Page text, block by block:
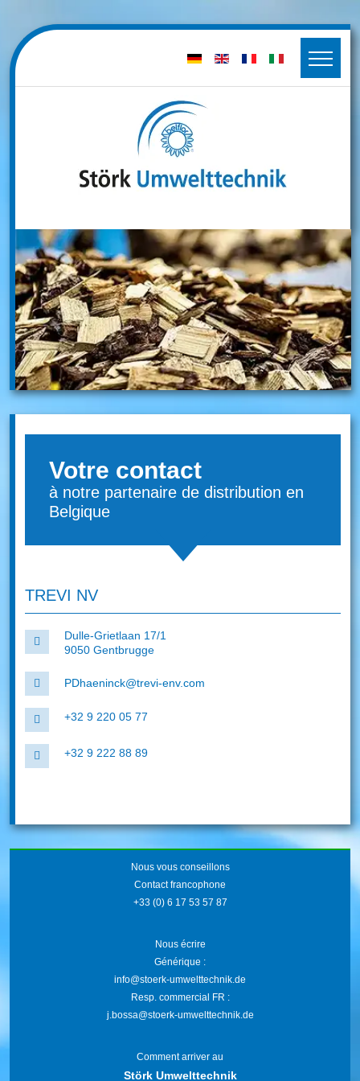
Votre contact
à notre partenaire de distribution en
Belgique
TREVI NV
Dulle-Grietlaan 17/1
9050 Gentbrugge
PDhaeninck@trevi-env.com
+32 9 220 05 77
+32 9 222 88 89
Nous vous conseillons
Contact francophone
+33 (0) 6 17 53 57 87
Nous écrire
Générique :
info@stoerk-umwelttechnik.de
Resp. commercial FR :
j.bossa@stoerk-umwelttechnik.de
Comment arriver au
Störk Umwelttechnik